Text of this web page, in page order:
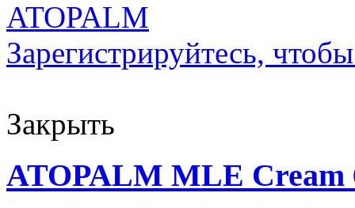
ATOPALM
Зарегистрируйтесь,
Закрыть
ATOPALM MLE Cream